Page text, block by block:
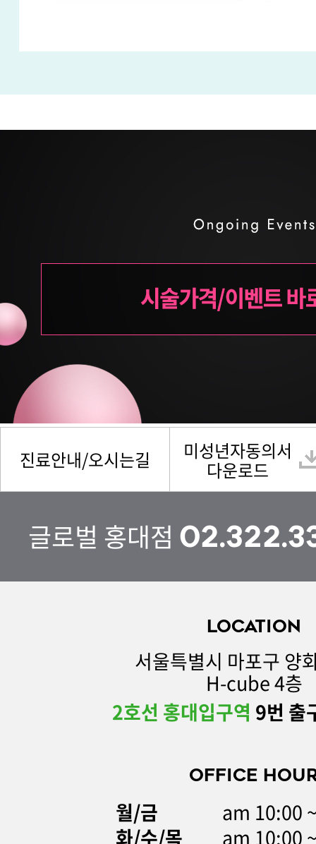
진료안내/오시는길 미성년자동의서
다운로드
글로벌 홍대점
LOCATION
서울특별시 마포구 양
H-cube 4층
2호선 홍대입구역 9번 출
OFFICE
월/금
am 10:00
화/수/목
am 10:00